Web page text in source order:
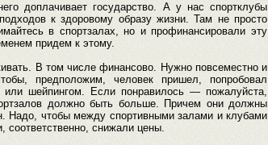
доплачивает государство. А у нас спортклубы
к здоровому образу жизни. Там не просто
в спортзалах, но и профинансировали эту
придем к этому.
В том числе финансово. Нужно повсеместно и
предположим, человек пришел, попробовал
или шейпингом. Если понравилось — пожалуйста,
должно быть больше. Причем они должны
Надо, чтобы между спортивными залами и клубами
соответственно, снижали цены.